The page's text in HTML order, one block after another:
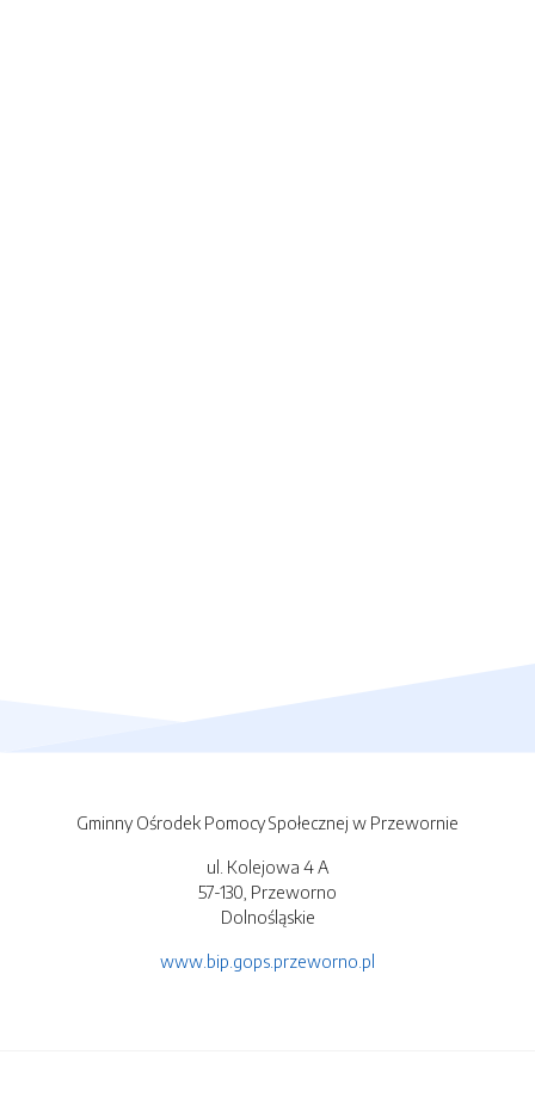
Gminny Ośrodek Pomocy Społecznej w Przewornie
ul. Kolejowa 4 A
57-130, Przeworno
Dolnośląskie
www.bip.gops.przeworno.pl